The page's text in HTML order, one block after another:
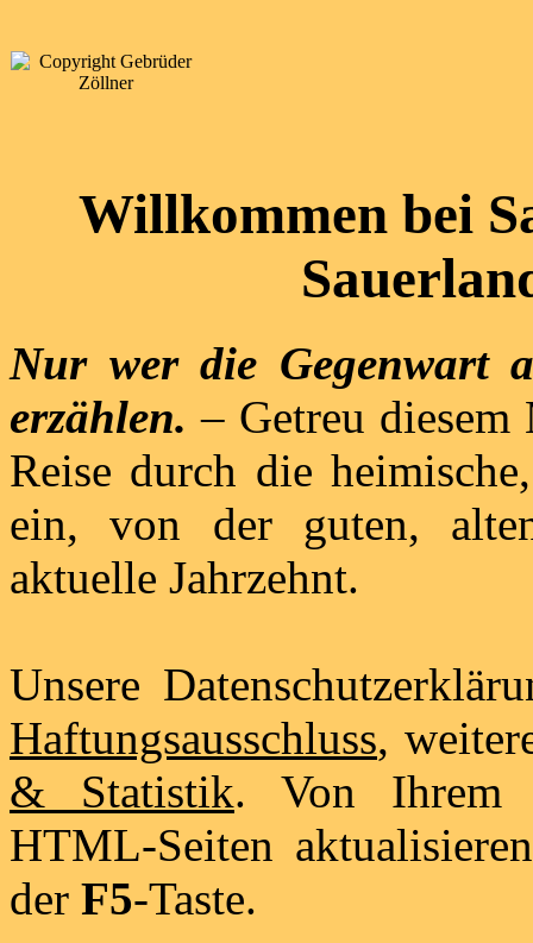
Willkommen bei
Nur wer die Gegenwart
erzählen.– Getreu
Reise durch die
ein, von der guten,
aktuelle Jahrzehnt.
Unsere
Haftungsausschluss,
& Statistik. Von Ihrem
HTML-Seiten
der F5-Taste.